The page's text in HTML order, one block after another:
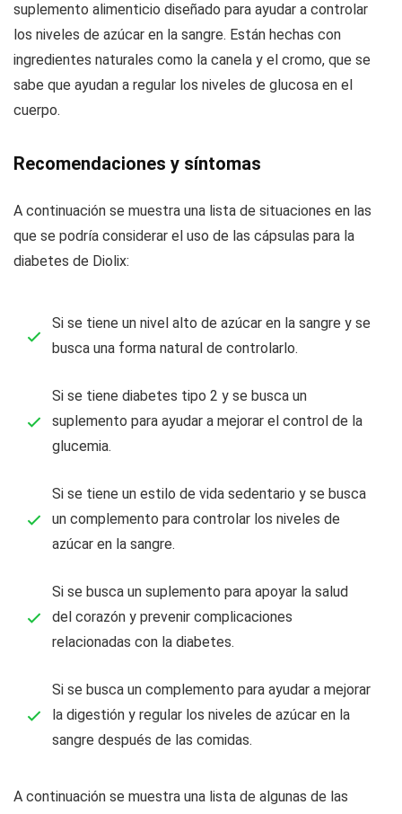
suplemento alimenticio diseñado para ayudar a controlar
los niveles de azúcar en la sangre. Están hechas con
ingredientes naturales como la canela y el cromo, que se
sabe que ayudan a regular los niveles de glucosa en el
cuerpo.
Recomendaciones y síntomas
A continuación se muestra una lista de situaciones en las
que se podría considerar el uso de las cápsulas para la
diabetes de Diolix:
Si se tiene un nivel alto de azúcar en la sangre y se
busca una forma natural de controlarlo.
Si se tiene diabetes tipo 2 y se busca un
suplemento para ayudar a mejorar el control de la
glucemia.
Si se tiene un estilo de vida sedentario y se busca
un complemento para controlar los niveles de
azúcar en la sangre.
Si se busca un suplemento para apoyar la salud
del corazón y prevenir complicaciones
relacionadas con la diabetes.
Si se busca un complemento para ayudar a mejorar
la digestión y regular los niveles de azúcar en la
sangre después de las comidas.
A continuación se muestra una lista de algunas de las